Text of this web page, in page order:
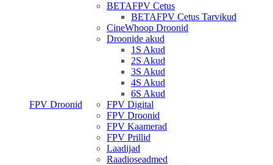
FPV Droonid
BETAFPV Cetus
BETAFPV Cetus Tarvikud
CineWhoop Droonid
Droonide akud
1S Akud
2S Akud
3S Akud
4S Akud
6S Akud
FPV Digital
FPV Droonid
FPV Kaamerad
FPV Prillid
Laadijad
Raadioseadmed